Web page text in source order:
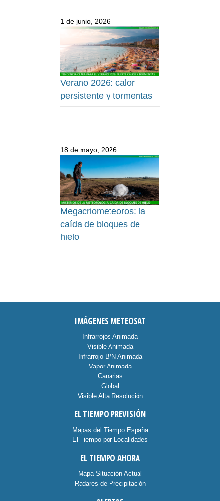
1 de junio, 2026
Verano 2026: calor
persistente y tormentas
18 de mayo, 2026
Megacriometeoros: la
caída de bloques de
hielo
IMÁGENES METEOSAT
Infrarrojos Animada
Visible Animada
Infrarrojo B/N Animada
Vapor Animada
Canarias
Global
Visible Alta Resolución
EL TIEMPO PREVISIÓN
Mapas del Tiempo España
El Tiempo por Localidades
EL TIEMPO AHORA
Mapa Situación Actual
Radares de Precipitación